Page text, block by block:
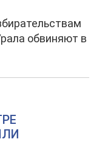
обвиняют в